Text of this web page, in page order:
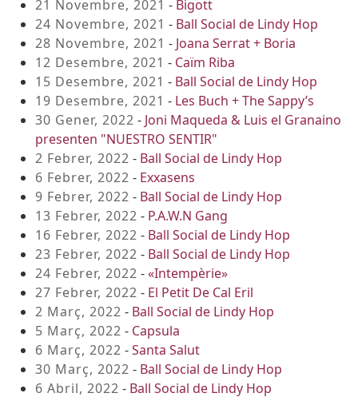
21 Novembre, 2021 - Bigott
24 Novembre, 2021 - Ball Social de Lindy Hop
28 Novembre, 2021 - Joana Serrat + Boria
12 Desembre, 2021 - Caïm Riba
15 Desembre, 2021 - Ball Social de Lindy Hop
19 Desembre, 2021 - Les Buch + The Sappy’s
30 Gener, 2022 - Joni Maqueda & Luis el Granaino
presenten "NUESTRO SENTIR"
2 Febrer, 2022 - Ball Social de Lindy Hop
6 Febrer, 2022 - Exxasens
9 Febrer, 2022 - Ball Social de Lindy Hop
13 Febrer, 2022 - P.A.W.N Gang
16 Febrer, 2022 - Ball Social de Lindy Hop
23 Febrer, 2022 - Ball Social de Lindy Hop
24 Febrer, 2022 -«Intempèrie»
27 Febrer, 2022 - El Petit De Cal Eril
2 Març, 2022 - Ball Social de Lindy Hop
5 Març, 2022 - Capsula
6 Març, 2022 -Santa Salut
30 Març, 2022 - Ball Social de Lindy Hop
6 Abril, 2022 - Ball Social de Lindy Hop